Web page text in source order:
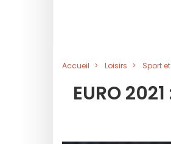
Accueil Loisirs Sport
EURO